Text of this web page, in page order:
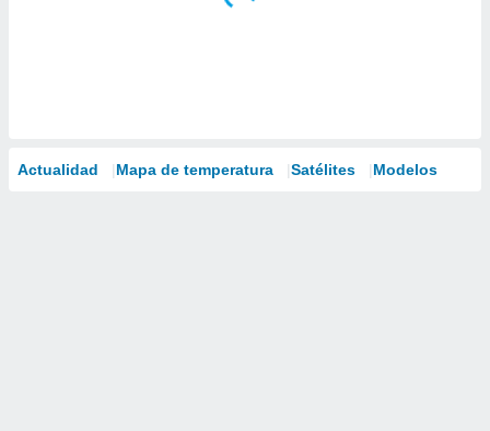
Actualidad Mapa de temperatura Satélites Modelos